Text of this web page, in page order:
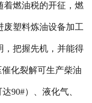
着燃油税的开征，燃
废塑料炼油设备加工
，把握先机，并能得
化裂解可生产柴油
90#）、液化气、